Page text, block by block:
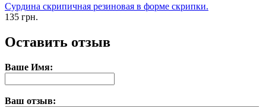
Сурдина скрипичная резиновая в форме скрипки.
135 грн.
Оставить отзыв
Ваше Имя:
Ваш отзыв: